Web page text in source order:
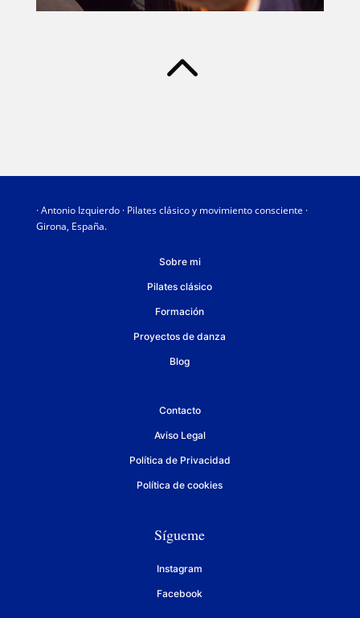
2
· Antonio Izquierdo · Pilates clásico y movimiento consciente ·
Girona, España.
Sobre mi
Pilates clásico
Formación
Proyectos de danza
Blog
Contacto
Aviso Legal
Política de Privacidad
Política de cookies
Sígueme
Instagram
Facebook